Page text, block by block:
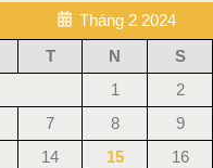
Tháng 2 2024
T N S
1
2
7 8 9
14 15 16